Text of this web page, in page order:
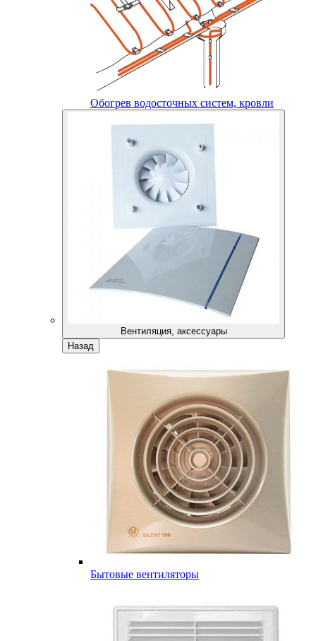
Обогрев водосточных систем, кровли
Вентиляция, аксессуары
Назад
Бытовые вентиляторы